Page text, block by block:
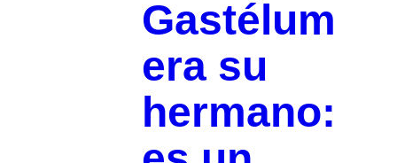
Gastélum
era su
hermano: